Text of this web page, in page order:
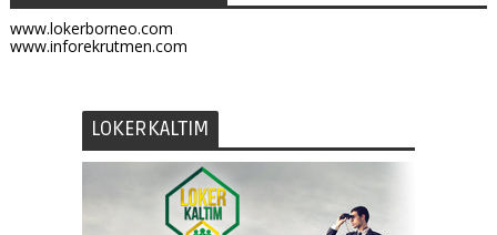
www.lokerborneo.com
www.inforekrutmen.com
LOKERKALTIM